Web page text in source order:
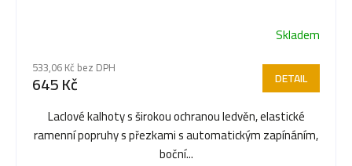
produktu
je
z
Skladem
533,06 Kč bez DPH
645 Kč DETAIL
Laclové kalhoty s širokou ochranou ledvěn, elastické
ramenní popruhy s přezkami s automatickým zapínáním,
boční...